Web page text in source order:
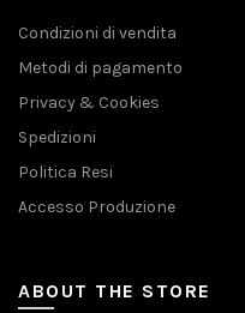
Condizioni di vendita
Metodi di pagamento
Privacy & Cookies
Spedizioni
Politica Resi
Accesso Produzione
ABOUT THE STORE